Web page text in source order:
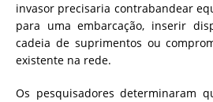
invasor precisaria contrabandear
para uma embarcação, inserir
cadeia de suprimentos ou
existente na rede.
Os pesquisadores determinaram